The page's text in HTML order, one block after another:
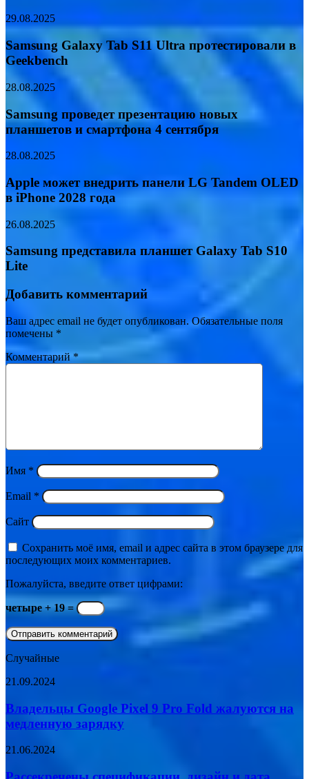
29.08.2025
Samsung Galaxy Tab S11 Ultra протестировали в
Geekbench
28.08.2025
Samsung проведет презентацию новых
планшетов и смартфона 4 сентября
28.08.2025
Apple может внедрить панели LG Tandem OLED
в iPhone 2028 года
26.08.2025
Samsung представила планшет Galaxy Tab S10
Lite
Добавить комментарий
Ваш адрес email не будет опубликован. Обязательные поля
помечены *
Комментарий *
Имя *
Email *
Сайт
Сохранить моё имя, email и адрес сайта в этом браузере для
последующих моих комментариев.
Пожалуйста, введите ответ цифрами:
четыре + 19 =
Случайные
Владельцы
Pixel
9
Pro
жалуются
21.09.2024
Владельцы Google Pixel 9 Pro Fold жалуются на
медленную зарядку
Рассекречены
дизайн
21.06.2024